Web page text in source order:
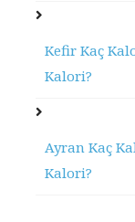
Kefir Kaç
Kalori?
Ayran Kaç
Kalori?